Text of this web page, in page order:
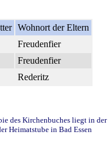
Wohnort der Eltern
Freudenfier
Freudenfier
Rederitz
des Kirchenbuches liegt in der
Heimatstube in Bad Essen